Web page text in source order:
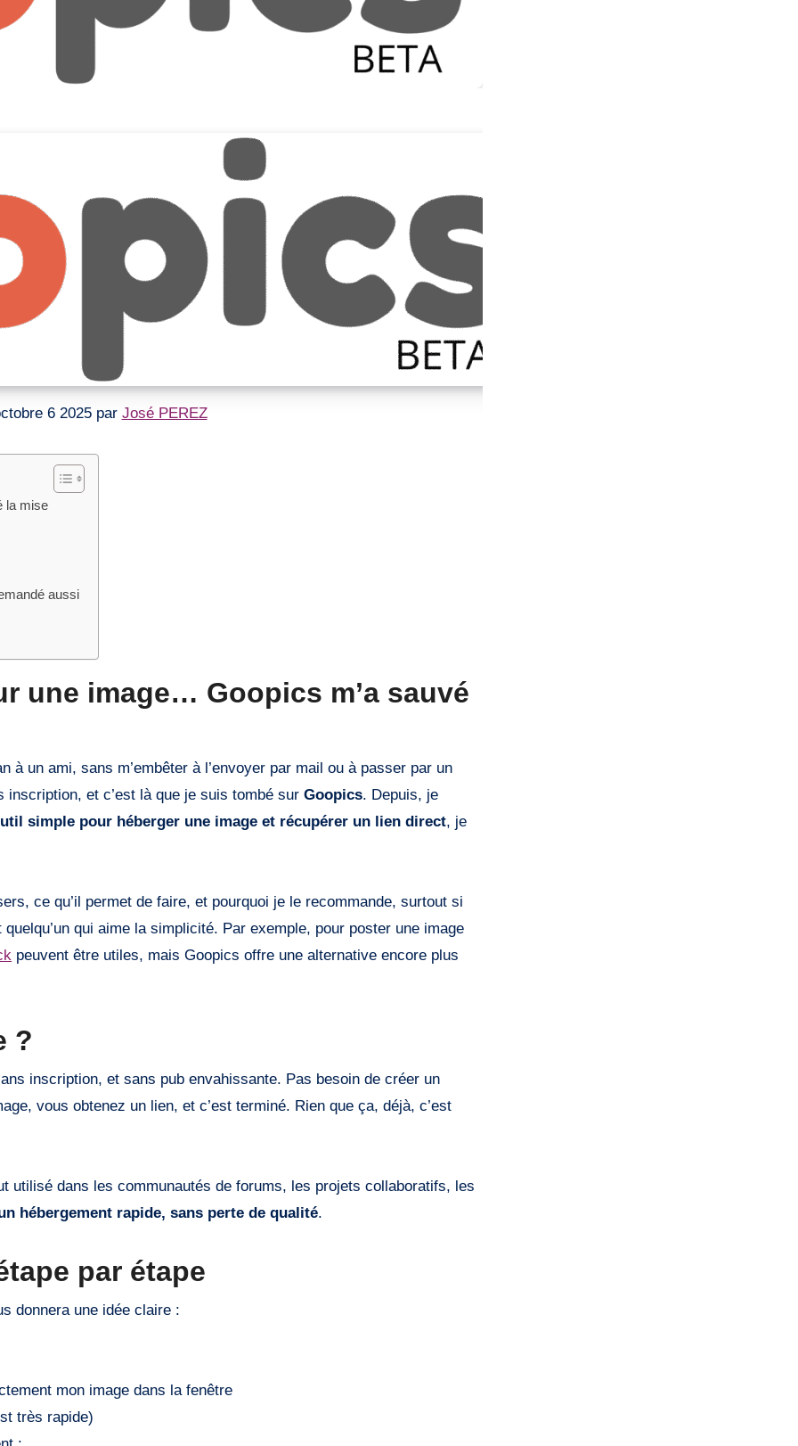
6 2025 par José PEREZ
la mise
aussi
une image… Goopics m’a sauvé
à un ami, sans m’embêter à l’envoyer par mail ou à passer par un
et c’est là que je suis tombé sur Goopics. Depuis, je
simple pour héberger une image et récupérer un lien direct, je
ce qu’il permet de faire, et pourquoi je le recommande, surtout si
qui aime la simplicité. Par exemple, pour poster une image
peuvent être utiles, mais Goopics offre une alternative encore plus
?
inscription, et sans pub envahissante. Pas besoin de créer un
vous obtenez un lien, et c’est terminé. Rien que ça, déjà, c’est
utilisé dans les communautés de forums, les projets collaboratifs, les
hébergement rapide, sans perte de qualité.
par étape
donnera une idée claire :
mon image dans la fenêtre
très rapide)